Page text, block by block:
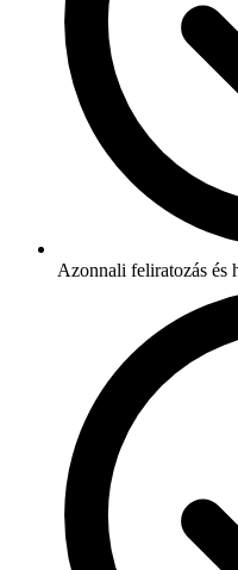
Azonnali feliratozás és